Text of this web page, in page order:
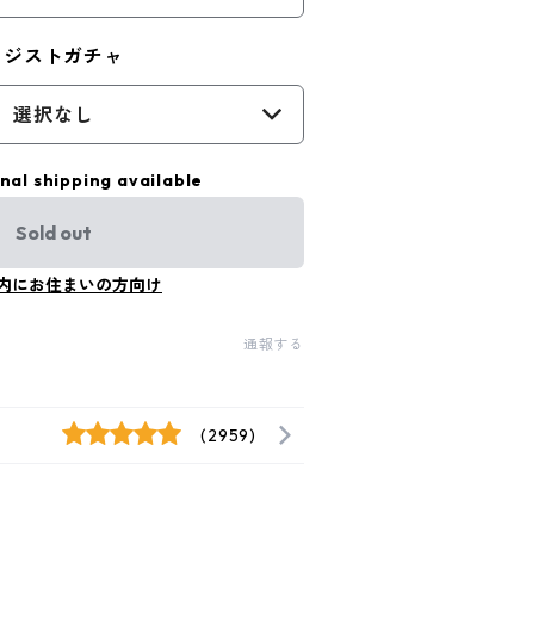
ストガチャ
選択なし
shipping available
Sold out
にお住まいの方向け
通報する
(2959)